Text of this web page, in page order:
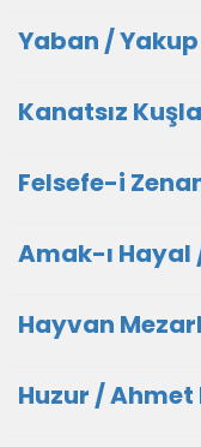
Yaban /
Kanatsız
Felsefe-i
Amak-ı Hayal
Hayvan
Huzur /